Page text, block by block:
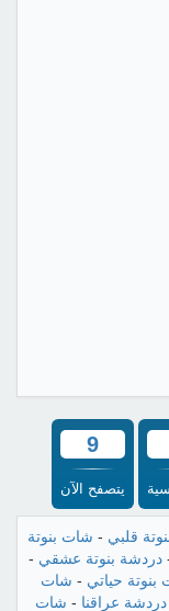
9
يتصفح الآن
قلبي - شات بنوتة
دردشة بنوتة عشقي -
حياتي - شات
دردشة عراقنا - شات